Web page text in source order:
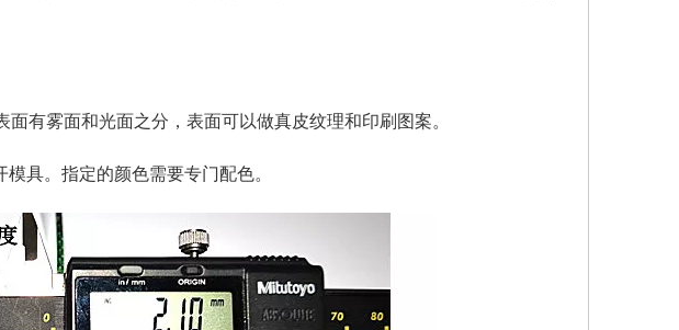
有雾面和光面之分，表面可以做真皮纹理和印刷图案。
具。指定的颜色需要专门配色。